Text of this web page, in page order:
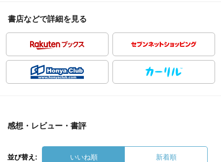
書店などで詳細を見る
感想・レビュー・書評
並び替え: いいね順 新着順